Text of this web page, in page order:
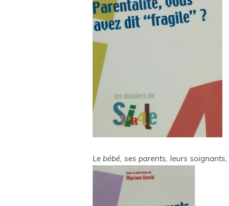
Le bébé, ses parents, leurs soignants,